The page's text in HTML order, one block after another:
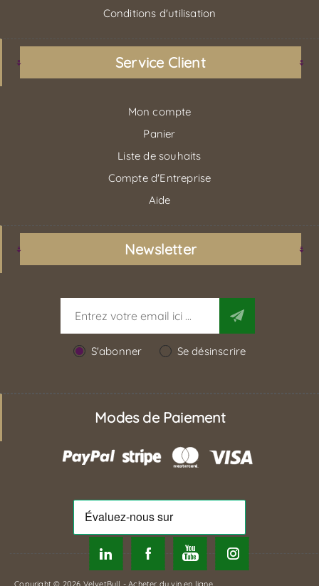
Conditions d'utilisation
Service Client
Mon compte
Panier
Liste de souhaits
Compte d'Entreprise
Aide
Newsletter
S'abonner Se désinscrire
Modes de Paiement